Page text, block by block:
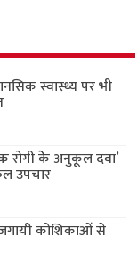
स्वास्थ्य पर भी
रोगी केे अनुकूल दवा’
उपचार
कोशिकाओं से